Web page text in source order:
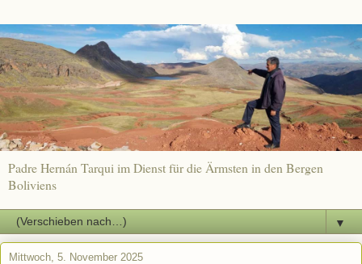
Padre Hernán Tarqui im Dienst für die Ärmsten in den Bergen
Boliviens
▼
Mittwoch, 5. November 2025